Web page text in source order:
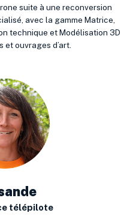
suite à une reconversion
avec la gamme Matrice,
technique et Modélisation 3D
et ouvrages d’art.
télépilote